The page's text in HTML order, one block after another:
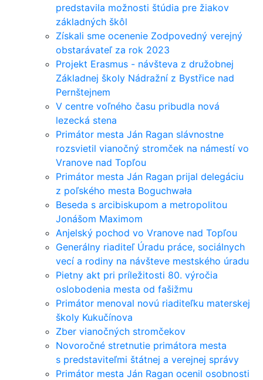
predstavila možnosti štúdia pre žiakov
základných škôl
Získali sme ocenenie Zodpovedný verejný
obstarávateľ za rok 2023
Projekt Erasmus - návšteva z družobnej
Základnej školy Nádražní z Bystřice nad
Pernštejnem
V centre voľného času pribudla nová
lezecká stena
Primátor mesta Ján Ragan slávnostne
rozsvietil vianočný stromček na námestí vo
Vranove nad Topľou
Primátor mesta Ján Ragan prijal delegáciu
z poľského mesta Boguchwała
Beseda s arcibiskupom a metropolitou
Jonášom Maximom
Anjelský pochod vo Vranove nad Topľou
Generálny riaditeľ Úradu práce, sociálnych
vecí a rodiny na návšteve mestského úradu
Pietny akt pri príležitosti 80. výročia
oslobodenia mesta od fašižmu
Primátor menoval novú riaditeľku materskej
školy Kukučínova
Zber vianočných stromčekov
Novoročné stretnutie primátora mesta
s predstaviteľmi štátnej a verejnej správy
Primátor mesta Ján Ragan ocenil osobnosti